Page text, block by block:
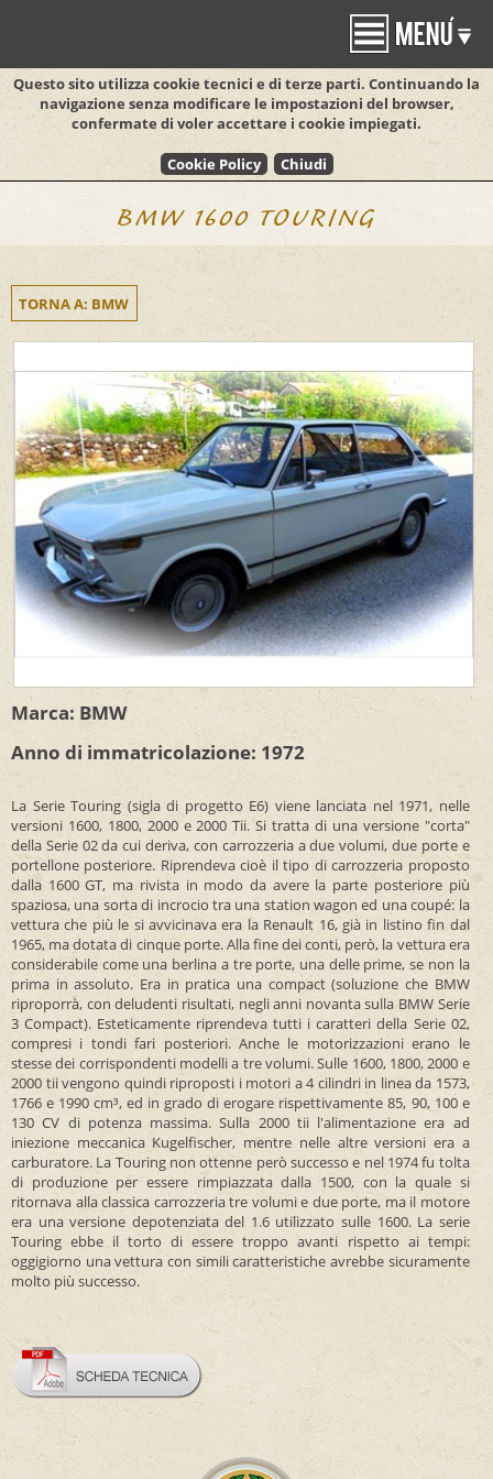
Questo sito utilizza cookie tecnici e di terze parti. Continuando la
navigazione senza modificare le impostazioni del browser,
confermate di voler accettare i cookie impiegati.
BMW 1600 TOURING
TORNA A: BMW
Marca: BMW
Anno di immatricolazione: 1972
La Serie Touring (sigla di progetto E6) viene lanciata nel 1971, nelle
versioni 1600, 1800, 2000 e 2000 Tii. Si tratta di una versione "corta"
della Serie 02 da cui deriva, con carrozzeria a due volumi, due porte e
portellone posteriore. Riprendeva cioè il tipo di carrozzeria proposto
dalla 1600 GT, ma rivista in modo da avere la parte posteriore più
spaziosa, una sorta di incrocio tra una station wagon ed una coupé: la
vettura che più le si avvicinava era la Renault 16, già in listino fin dal
1965, ma dotata di cinque porte. Alla fine dei conti, però, la vettura era
considerabile come una berlina a tre porte, una delle prime, se non la
prima in assoluto. Era in pratica una compact (soluzione che BMW
riproporrà, con deludenti risultati, negli anni novanta sulla BMW Serie
3 Compact). Esteticamente riprendeva tutti i caratteri della Serie 02,
compresi i tondi fari posteriori. Anche le motorizzazioni erano le
stesse dei corrispondenti modelli a tre volumi. Sulle 1600, 1800, 2000 e
2000 tii vengono quindi riproposti i motori a 4 cilindri in linea da 1573,
1766 e 1990 cm³, ed in grado di erogare rispettivamente 85, 90, 100 e
130 CV di potenza massima. Sulla 2000 tii l'alimentazione era ad
iniezione meccanica Kugelfischer, mentre nelle altre versioni era a
carburatore. La Touring non ottenne però successo e nel 1974 fu tolta
di produzione per essere rimpiazzata dalla 1500, con la quale si
ritornava alla classica carrozzeria tre volumi e due porte, ma il motore
era una versione depotenziata del 1.6 utilizzato sulle 1600. La serie
Touring ebbe il torto di essere troppo avanti rispetto ai tempi:
oggigiorno una vettura con simili caratteristiche avrebbe sicuramente
molto più successo.